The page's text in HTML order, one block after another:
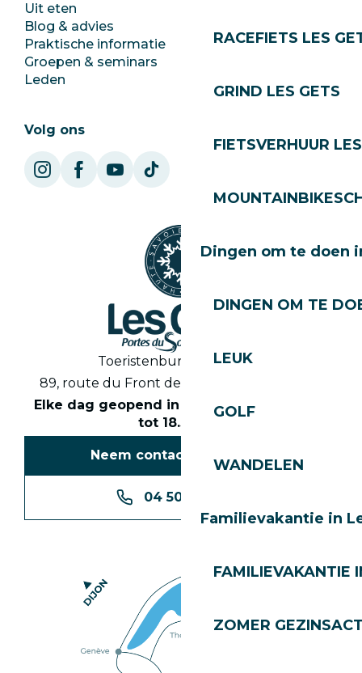
RACEFIETS LES
GRIND LES GETS
FIETSVERHUUR
Dingen om te doen
DINGEN OM TE
LEUK
GOLF
WANDELEN
Familievakantie in
FAMILIEVAKANTIE
ZOMER
Uit eten
Blog & advies
Praktische informatie
Groepen & seminars
Leden
Stadhuis
Volg ons
Toeristenbureau Les Gets
89, route du Front de Neige 74260 Les Gets
Elke dag geopend in het seizoen van 8.30
tot 18.30 uur
Neem contact met ons op
04 50 74 74 74